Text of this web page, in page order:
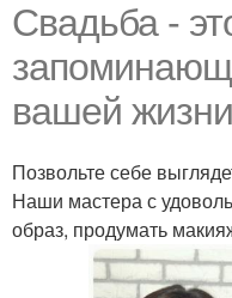
Свадьба -
вашей
Позвольте себе
Наши мастера с
образ, продумать